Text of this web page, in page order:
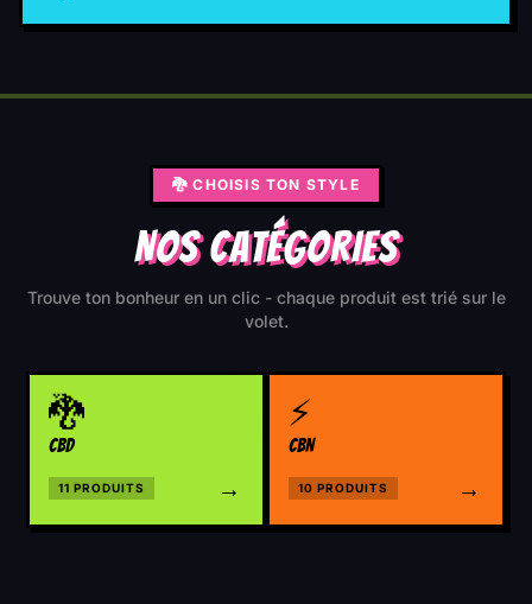
🐉 CHOISIS TON STYLE
NOS CATÉGORIES
Trouve ton bonheur en un clic - chaque produit est trié sur le
volet.
🐉
CBD
11 PRODUITS →
⚡
CBN
10 PRODUITS →